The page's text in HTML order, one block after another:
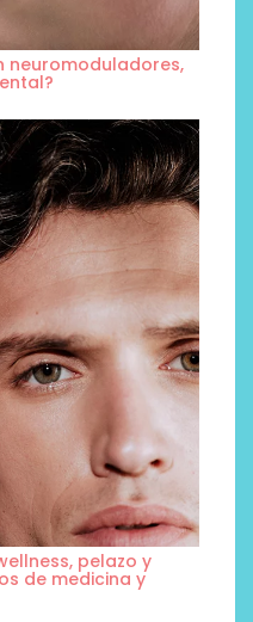
neuromoduladores,
pelazo y
de medicina y